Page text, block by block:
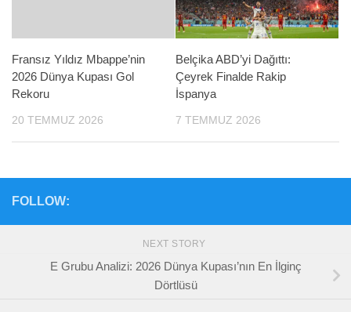
Fransız Yıldız Mbappe’nin
2026 Dünya Kupası Gol
Rekoru
20 TEMMUZ 2026
Belçika ABD’yi Dağıttı:
Çeyrek Finalde Rakip
İspanya
7 TEMMUZ 2026
FOLLOW:
NEXT STORY
E Grubu Analizi: 2026 Dünya Kupası’nın En İlginç
Dörtlüsü